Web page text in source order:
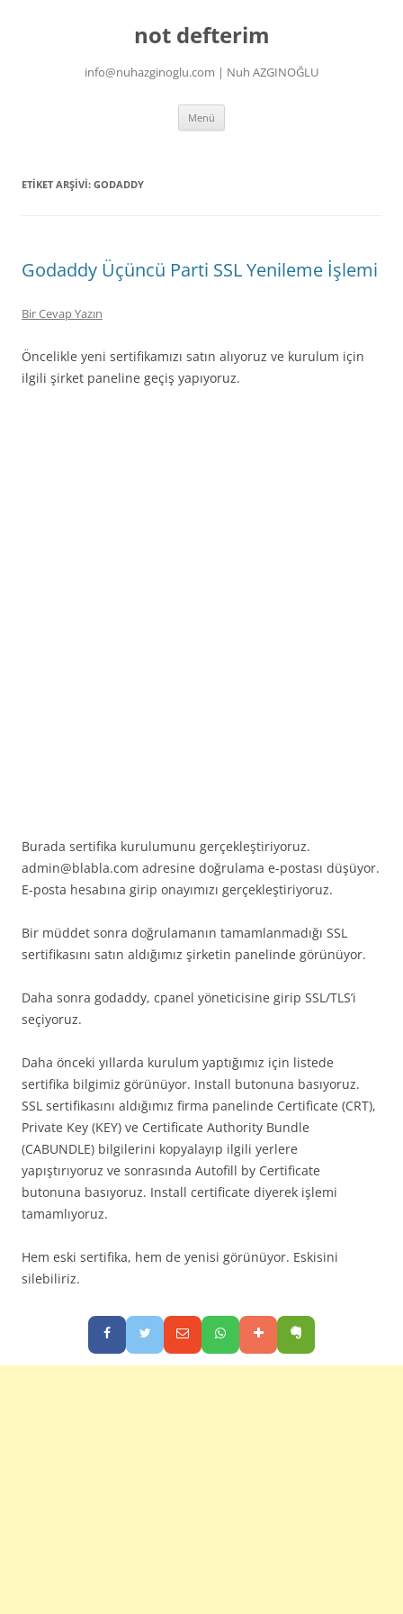
not defterim
info@nuhazginoglu.com | Nuh AZGINOĞLU
Menü
ETIKET ARŞIVI: GODADDY
Godaddy Üçüncü Parti SSL Yenileme İşlemi
Bir Cevap Yazın
Öncelikle yeni sertifikamızı satın alıyoruz ve kurulum için
ilgili şirket paneline geçiş yapıyoruz.
Burada sertifika kurulumunu gerçekleştiriyoruz.
admin@blabla.com adresine doğrulama e-postası düşüyor.
E-posta hesabına girip onayımızı gerçekleştiriyoruz.
Bir müddet sonra doğrulamanın tamamlanmadığı SSL
sertifikasını satın aldığımız şirketin panelinde görünüyor.
Daha sonra godaddy, cpanel yöneticisine girip SSL/TLS’i
seçiyoruz.
Daha önceki yıllarda kurulum yaptığımız için listede
sertifika bilgimiz görünüyor. Install butonuna basıyoruz.
SSL sertifikasını aldığımız firma panelinde Certificate (CRT),
Private Key (KEY) ve Certificate Authority Bundle
(CABUNDLE) bilgilerini kopyalayıp ilgili yerlere
yapıştırıyoruz ve sonrasında Autofill by Certificate
butonuna basıyoruz. Install certificate diyerek işlemi
tamamlıyoruz.
Hem eski sertifika, hem de yenisi görünüyor. Eskisini
silebiliriz.